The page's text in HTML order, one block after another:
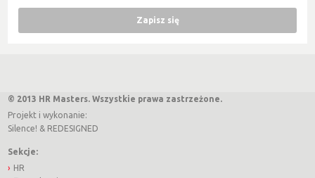
© 2013 HR Masters. Wszystkie prawa zastrzeżone.
Projekt i wykonanie:
Silence! & REDESIGNED
Sekcje:
HR